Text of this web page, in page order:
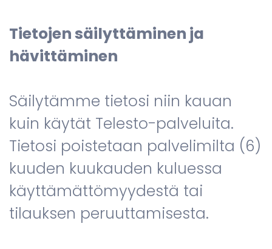
Tietojen säilyttäminen ja
hävittäminen
Säilytämme tietosi niin kauan
kuin käytät Telesto-palveluita.
Tietosi poistetaan palvelimilta (6)
kuuden kuukauden kuluessa
käyttämättömyydestä tai
tilauksen peruuttamisesta.